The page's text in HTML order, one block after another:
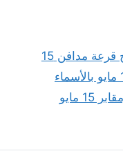
نتائج قرعة مدافن 15
نتائج قرعة مدافن 15 مايو بالأسماء
مايو